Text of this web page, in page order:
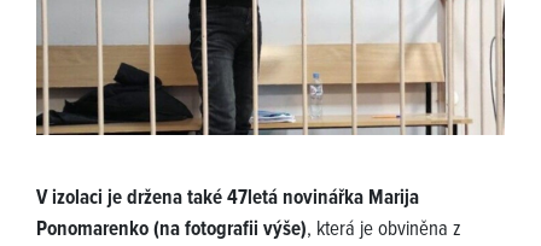
V izolaci je držena také 47letá novinářka Marija
Ponomarenko (na fotografii výše), která je obviněna z